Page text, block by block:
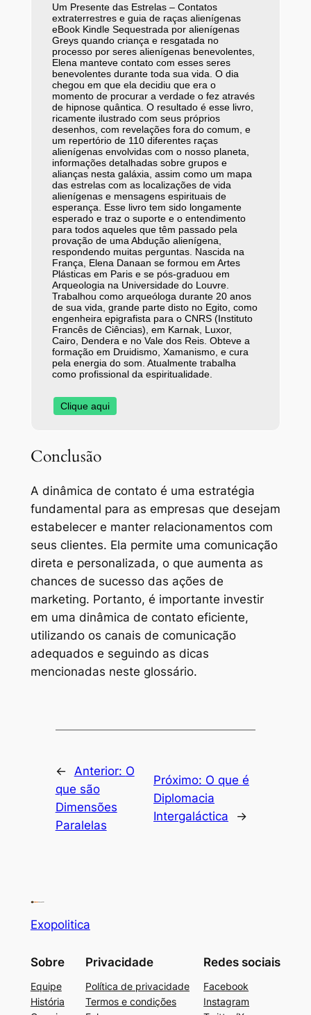
Um Presente das Estrelas – Contatos
extraterrestres e guia de raças alienígenas
eBook Kindle Sequestrada por alienígenas
Greys quando criança e resgatada no
processo por seres alienígenas benevolentes,
Elena manteve contato com esses seres
benevolentes durante toda sua vida. O dia
chegou em que ela decidiu que era o
momento de procurar a verdade o fez através
de hipnose quântica. O resultado é esse livro,
ricamente ilustrado com seus próprios
desenhos, com revelações fora do comum, e
um repertório de 110 diferentes raças
alienígenas envolvidas com o nosso planeta,
informações detalhadas sobre grupos e
alianças nesta galáxia, assim como um mapa
das estrelas com as localizações de vida
alienígenas e mensagens espirituais de
esperança. Esse livro tem sido longamente
esperado e traz o suporte e o entendimento
para todos aqueles que têm passado pela
provação de uma Abdução alienígena,
respondendo muitas perguntas. Nascida na
França, Elena Danaan se formou em Artes
Plásticas em Paris e se pós-graduou em
Arqueologia na Universidade do Louvre.
Trabalhou como arqueóloga durante 20 anos
de sua vida, grande parte disto no Egito, como
engenheira epigrafista para o CNRS (Instituto
Francês de Ciências), em Karnak, Luxor,
Cairo, Dendera e no Vale dos Reis. Obteve a
formação em Druidismo, Xamanismo, e cura
pela energia do som. Atualmente trabalha
como profissional da espiritualidade.
Clique aqui
Conclusão
A dinâmica de contato é uma estratégia
fundamental para as empresas que desejam
estabelecer e manter relacionamentos com
seus clientes. Ela permite uma comunicação
direta e personalizada, o que aumenta as
chances de sucesso das ações de
marketing. Portanto, é importante investir
em uma dinâmica de contato eficiente,
utilizando os canais de comunicação
adequados e seguindo as dicas
mencionadas neste glossário.
← Anterior: O
que são
Dimensões
Paralelas
Próximo: O que é
Diplomacia
Intergaláctica
→
Exopolitica
Sobre
Equipe
História
Privacidade
Política de privacidade
Termos e condições
Redes sociais
Facebook
Instagram